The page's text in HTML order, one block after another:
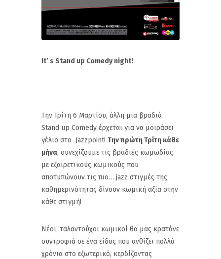
It’ s Stand up Comedy night!
Την Τρίτη 6 Μαρτίου, άλλη μια βραδιά
Stand up Comedy έρχεται για να μοιράσει
γέλιο στο Jazzpoint! Την πρώτη Τρίτη κάθε
μήνα, συνεχίζουμε τις βραδιές κωμωδίας
με εξαιρετικούς κωμικούς που
αποτυπώνουν τις πιο… jazz στιγμές της
καθημερινότητας δίνουν κωμική αξία στην
κάθε στιγμή!
Νέοι, ταλαντούχοι κωμικοί θα μας κρατάνε
συντροφιά σε ένα είδος που ανθίζει πολλά
χρόνια στο εξωτερικό, κερδίζοντας